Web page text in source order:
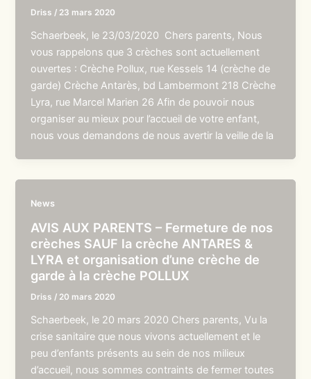
Driss / 23 mars 2020
Schaerbeek, le 23/03/2020 Chers parents, Nous
vous rappelons que 3 crèches sont actuellement
ouvertes : Crèche Pollux, rue Kessels 14 (crèche de
garde) Crèche Antarès, bd Lambermont 218 Crèche
Lyra, rue Marcel Marien 26 Afin de pouvoir nous
organiser au mieux pour l’accueil de votre enfant,
nous vous demandons de nous avertir la veille de la
News
AVIS AUX PARENTS – Fermeture de nos
crèches SAUF la crèche ANTARES &
LYRA et organisation d’une crèche de
garde à la crèche POLLUX
Driss / 20 mars 2020
Schaerbeek, le 20 mars 2020 Chers parents, Vu la
crise sanitaire que nous vivons actuellement et le
peu d’enfants présents au sein de nos milieux
d’accueil, nous sommes contraints de fermer toutes